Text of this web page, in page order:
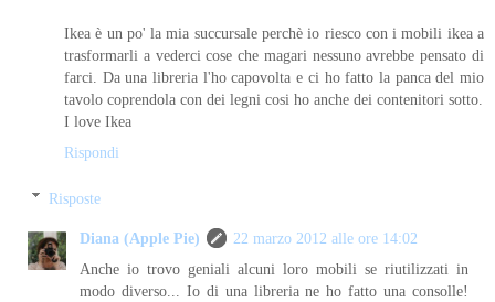
Ikea è un po' la mia succursale perchè io riesco con i mobili ikea a
trasformarli a vederci cose che magari nessuno avrebbe pensato di
farci. Da una libreria l'ho capovolta e ci ho fatto la panca del mio
tavolo coprendola con dei legni cosi ho anche dei contenitori sotto.
I love Ikea
Rispondi
Risposte
Diana (Apple Pie)
22 marzo 2012 alle ore 14:02
Anche io trovo geniali alcuni loro mobili se riutilizzati in
modo diverso... Io di una libreria ne ho fatto una consolle!